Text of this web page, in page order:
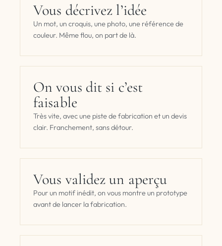
Vous décrivez l’idée
Un mot, un croquis, une photo, une référence de
couleur. Même flou, on part de là.
On vous dit si c’est
faisable
Très vite, avec une piste de fabrication et un devis
clair. Franchement, sans détour.
Vous validez un aperçu
Pour un motif inédit, on vous montre un prototype
avant de lancer la fabrication.